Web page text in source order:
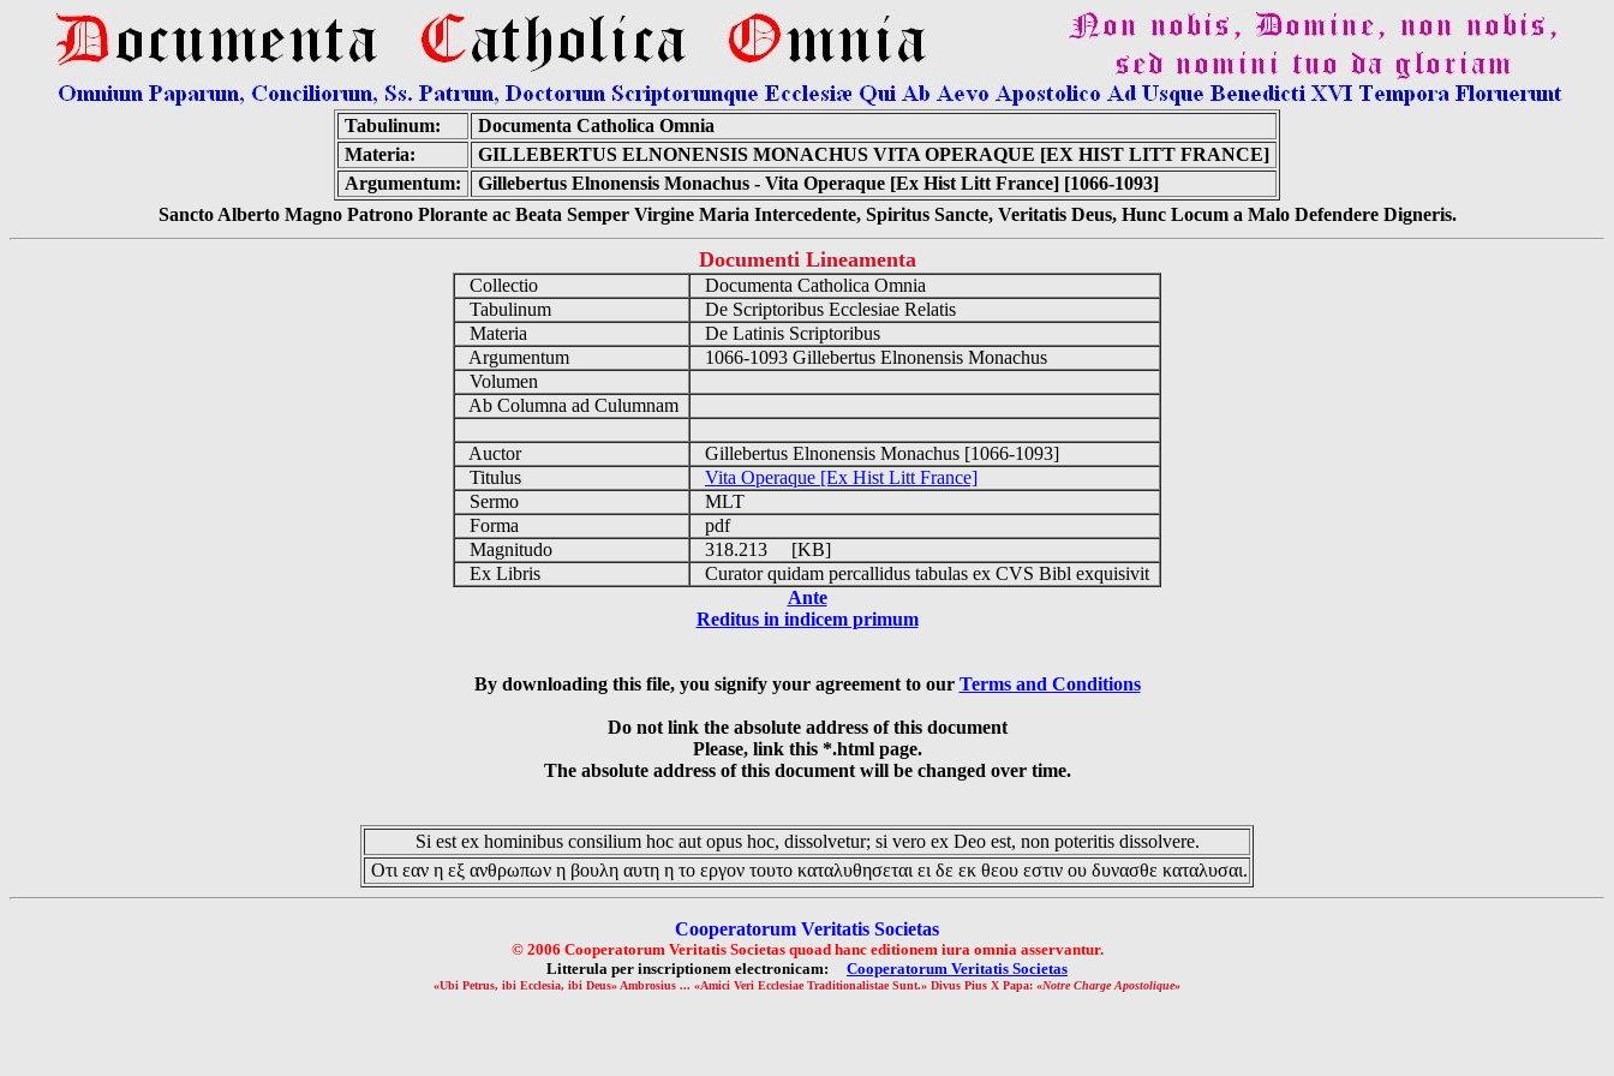
Tabulinum:
Documenta Catholica Omnia
Materia:
GILLEBERTUS ELNONENSIS MONACHUS VITA OPERAQUE [EX HIST LITT FRANCE]
Argumentum:
Gillebertus Elnonensis Monachus - Vita Operaque [Ex Hist Litt France] [1066-1093]
Sancto Alberto Magno Patrono Plorante ac Beata Semper Virgine Maria Intercedente, Spiritus Sancte, Veritatis Deus, Hunc Locum a Malo Defendere Digneris.
Documenti Lineamenta
Collectio
Documenta Catholica Omnia
Tabulinum
De Scriptoribus Ecclesiae Relatis
Materia
De Latinis Scriptoribus
Argumentum
1066-1093 Gillebertus Elnonensis Monachus
Volumen
Ab Columna ad Culumnam
Auctor
Gillebertus Elnonensis Monachus [1066-1093]
Titulus
Vita Operaque [Ex Hist Litt France]
Sermo
MLT
Forma
pdf
Magnitudo
318.213 [KB]
Ex Libris
Curator quidam percallidus tabulas ex CVS Bibl exquisivit
Ante
Reditus in indicem primum
By downloading this file, you signify your agreement to our Terms and Conditions
Do not link the absolute address of this document
Please, link this *.html page.
The absolute address of this document will be changed over time.
Si est ex hominibus consilium hoc aut opus hoc, dissolvetur; si vero ex Deo est, non poteritis dissolvere.
Οτι εαν η εξ ανθρωπων η βουλη αυτη η το εργον τουτο καταλυθησεται ει δε εκ θεου εστιν ου δυνασθε καταλυσαι.
Cooperatorum Veritatis Societas
© 2006 Cooperatorum Veritatis Societas quoad hanc editionem iura omnia asservantur.
Litterula per inscriptionem electronicam: Cooperatorum Veritatis Societas
«Ubi Petrus, ibi Ecclesia, ibi Deus» Ambrosius ... «Amici Veri Ecclesiae Traditionalistae Sunt.» Divus Pius X Papa: «Notre Charge Apostolique»